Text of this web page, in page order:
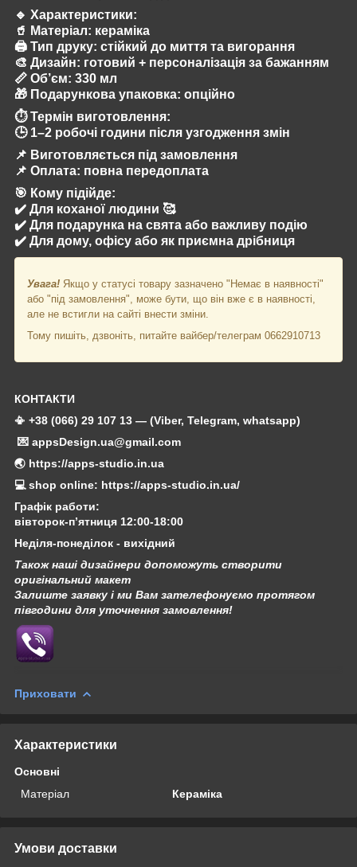
🔹 Характеристики:
🥤 Матеріал: кераміка
🖨️ Тип друку: стійкий до миття та вигорання
🎨 Дизайн: готовий + персоналізація за бажанням
📏 Об’єм: 330 мл
🎁 Подарункова упаковка: опційно
⏱️Термін виготовлення:
🕒 1–2 робочі години після узгодження змін
📌 Виготовляється під замовлення
📌 Оплата: повна передоплата
🎯 Кому підійде:
✔️ Для коханої людини 🥰
✔️ Для подарунка на свята або важливу подію
✔️ Для дому, офісу або як приємна дрібниця
Увага! Якщо у статусі товару зазначено "Немає в наявності"
або "під замовлення", може бути, що він вже є в наявності,
але не встигли на сайті внести зміни.
Тому пишіть, дзвоніть, питайте вайбер/телеграм 0662910713
КОНТАКТИ
📳 +38 (066) 29 107 13 — (Viber, Telegram, whatsapp)
💌 appsDesign.ua@gmail.com
🌏 https://apps-studio.in.ua
💻 shop online: https://apps-studio.in.ua/
Графік работи:
вівторок-п’ятниця 12:00-18:00
Неділя-понеділок - вихідний
Також наші дизайнери допоможуть створити
оригінальний макет
Залиште заявку і ми Вам зателефонуємо протягом
півгодини для уточнення замовлення!
Приховати
Характеристики
Основні
Матеріал
Кераміка
Умови доставки